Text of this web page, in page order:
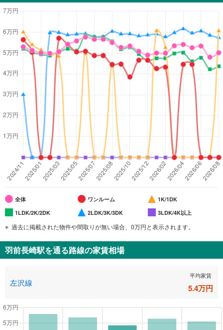
全体 ワンルーム
1K/1DK
1LDK/2K/2DK
2LDK/3K/3DK 3LDK/4K以上
過去に掲載された物件や間取りが無い場合、0万円と表示されます。
羽前長崎駅を通る路線の家賃相場
左沢線
平均家賃
5.4万円